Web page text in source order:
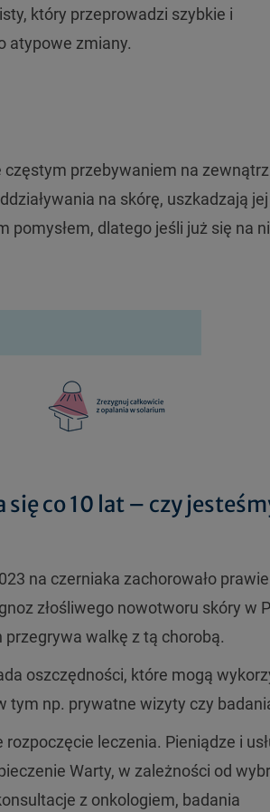
który przeprowadzi szybkie i
atypowe zmiany.
przebywaniem na
na skórę, uszkadzają jej
pomysłem, dlatego jeśli już się na
co 10 lat – czy
na czerniaka zachorowało
złośliwego nowotworu skóry w
walkę z tą chorobą.
oszczędności, które mogą
tym np. prywatne wizyty czy
leczenia. Pieniądze i
Warty, w zależności od
z onkologiem, badania